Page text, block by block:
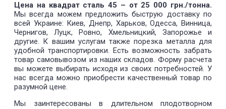
Цена на квадрат сталь 45 – от 25 000 грн./тонна.
Мы всегда можем предложить быструю доставку по
всей Украине: Киев, Днепр, Харьков, Одесса, Винница,
Чернигов, Луцк, Ровно, Хмельницкий, Запорожье и
другие. К вашим услугам также порезка металла для
удобной транспортировки. Есть возможность забрать
товар самовывозом из наших складов. Форму расчета
вы можете выбирать исходя из своих потребностей. У
нас всегда можно приобрести качественный товар по
разумной цене.
Мы заинтересованы в длительном плодотворном